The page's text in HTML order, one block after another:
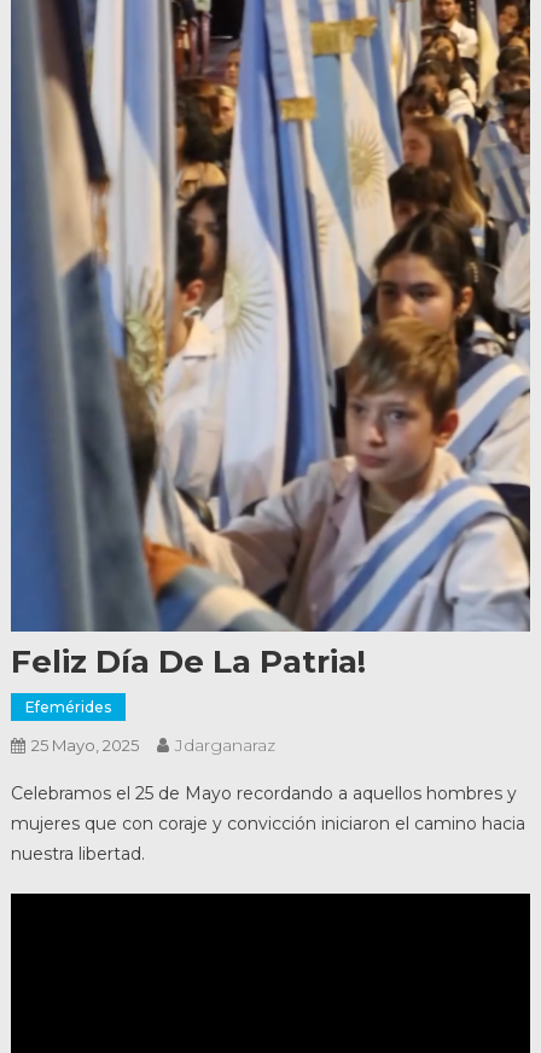
Feliz Día De La Patria!
Efemérides
25 Mayo, 2025 Jdarganaraz
Celebramos el 25 de Mayo recordando a aquellos hombres y
mujeres que con coraje y convicción iniciaron el camino hacia
nuestra libertad.